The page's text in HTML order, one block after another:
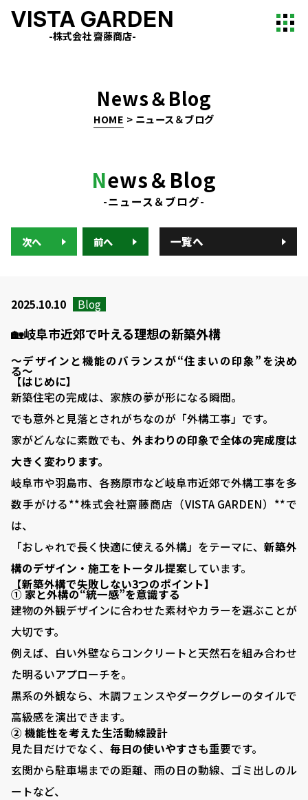
VISTA GARDEN
-株式会社 齋藤商店-
News＆Blog
HOME > ニュース＆ブログ
News＆Blog
-ニュース＆ブログ-
次へ 前へ 一覧へ
2025.10.10 Blog
🏡岐阜市近郊で叶える理想の新築外構
〜デザインと機能のバランスが“住まいの印象”を決め
る〜
【はじめに】
新築住宅の完成は、家族の夢が形になる瞬間。
でも意外と見落とされがちなのが「外構工事」です。
家がどんなに素敵でも、 外まわりの印象で全体の完成度は
大きく変わります。
岐阜市や羽島市、各務原市など岐阜市近郊で外構工事を多
数手がける**株式会社齋藤商店（VISTA GARDEN）**で
は、
「おしゃれで長く快適に使える外構」をテーマに、 新築外
構のデザイン・施工をトータル提案しています。
【新築外構で失敗しない3つのポイント】
① 家と外構の“統一感”を意識する
建物の外観デザインに合わせた素材やカラーを選ぶことが
大切です。
例えば、白い外壁ならコンクリートと天然石を組み合わせ
た明るいアプローチを。
黒系の外観なら、木調フェンスやダークグレーのタイルで
高級感を演出できます。
② 機能性を考えた生活動線設計
見た目だけでなく、 毎日の使いやすさも重要です。
玄関から駐車場までの距離、雨の日の動線、ゴミ出しのル
ートなど、